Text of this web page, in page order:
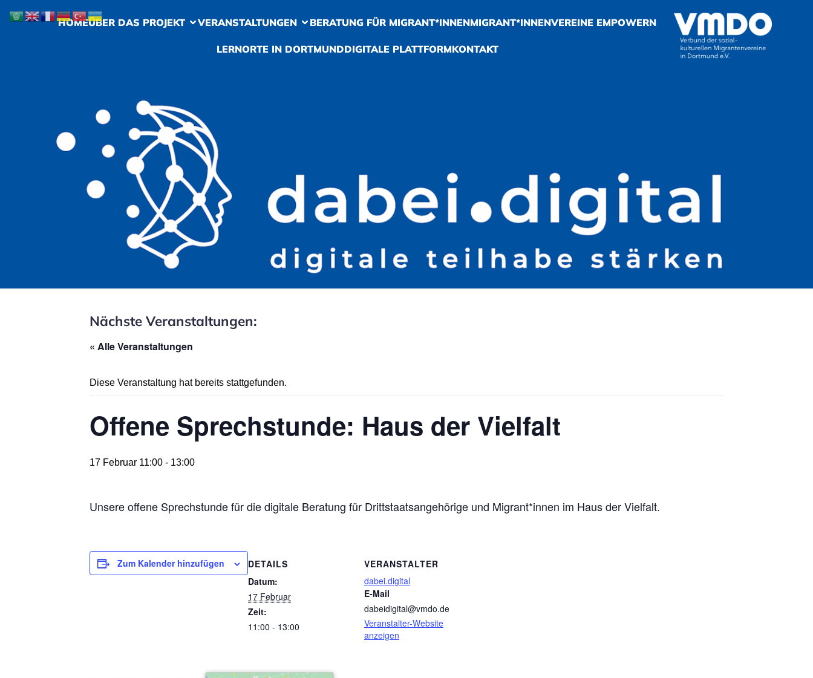
HOMEÜBER DAS PROJEKT VERANSTALTUNGEN BERATUNG FÜR MIGRANT*INNENMIGRANT*INNENVEREINE EMPOWERN
LERNORTE IN DORTMUNDDIGITALE PLATTFORMKONTAKT
Nächste Veranstaltungen:
« Alle Veranstaltungen
Diese Veranstaltung hat bereits stattgefunden.
Offene Sprechstunde: Haus der Vielfalt
17 Februar 11:00 - 13:00
Unsere offene Sprechstunde für die digitale Beratung für Drittstaatsangehörige und Migrant*innen im Haus der Vielfalt.
Zum Kalender hinzufügen
DETAILS
Datum:
17 Februar
Zeit:
11:00 - 13:00
VERANSTALTER
dabei.digital
E-Mail
dabeidigital@vmdo.de
Veranstalter-Website
anzeigen